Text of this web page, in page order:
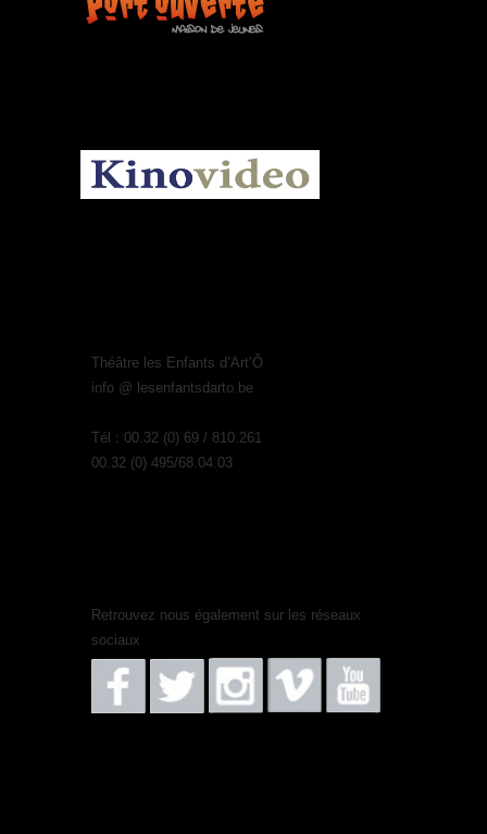
Théâtre les Enfants d’Art’Ô
info @ lesenfantsdarto.be
Tél : 00.32 (0) 69 / 810.261
00.32 (0) 495/68.04.03
Retrouvez nous également sur les réseaux
sociaux